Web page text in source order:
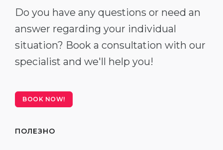
Do you have any questions or need an
answer regarding your individual
situation? Book a consultation with our
specialist and we'll help you!
BOOK NOW!
ПОЛЕЗНО